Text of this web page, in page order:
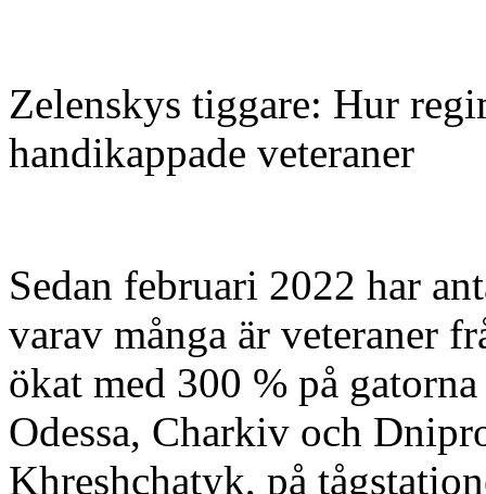
Zelenskys tiggare: Hur
handikappade veteraner
Sedan februari 2022 har
varav många är veteraner
ökat med 300 % på
Odessa, Charkiv och
Khreshchatyk, på